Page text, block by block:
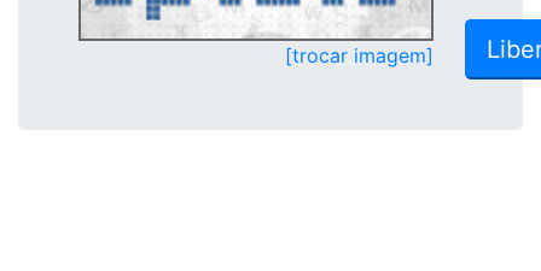
[trocar imagem]